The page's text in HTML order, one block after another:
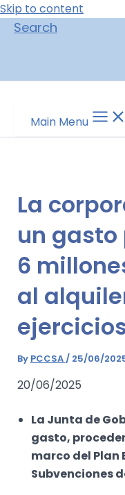
Skip to content
Search
Main Menu
La
un
6
al
By PCCSA / 25/06/
20/06/2025
La Junta de
gasto,
marco del Plan
Subvenciones